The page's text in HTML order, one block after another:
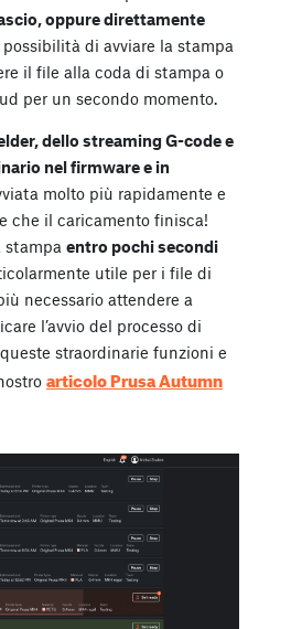
oppure direttamente
possibilità di avviare la stampa
il file alla coda di stampa o
per un secondo momento.
dello streaming G-code e
nel firmware e in
molto più rapidamente e
che il caricamento finisca!
stampa entro pochi secondi
utile per i file di
necessario attendere a
l’avvio del processo di
straordinarie funzioni e
articolo Prusa Autumn